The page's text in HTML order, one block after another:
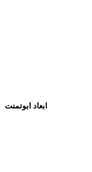
ابعاد ابوتمنت